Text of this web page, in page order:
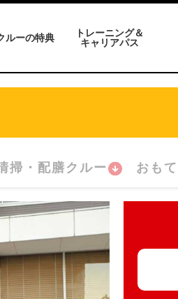
ルーの特典
トレーニング＆
キャリアパス
掃・配膳クルー おも